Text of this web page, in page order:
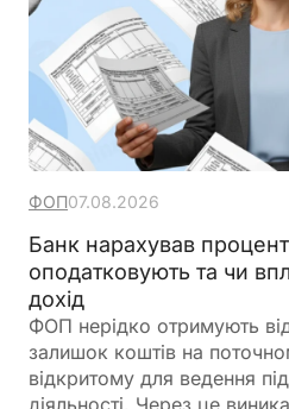
ФОП07.08.2026
Банк нарахував
оподатковують та чи
дохід
ФОП нерідко отримують
залишок коштів на
відкритому для ведення
діяльності. Через це